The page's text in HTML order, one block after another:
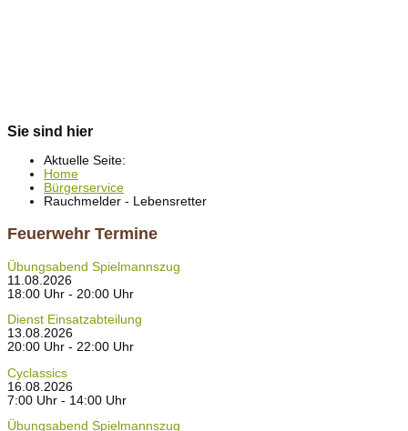
Sie sind hier
Aktuelle Seite:
Home
Bürgerservice
Rauchmelder - Lebensretter
Feuerwehr Termine
Übungsabend Spielmannszug
11.08.2026
18:00 Uhr - 20:00 Uhr
Dienst Einsatzabteilung
13.08.2026
20:00 Uhr - 22:00 Uhr
Cyclassics
16.08.2026
7:00 Uhr - 14:00 Uhr
Übungsabend Spielmannszug